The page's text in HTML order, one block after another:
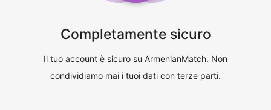
Completamente sicuro
Il tuo account è sicuro su ArmenianMatch. Non
condividiamo mai i tuoi dati con terze parti.